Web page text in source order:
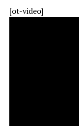
[ot-video]